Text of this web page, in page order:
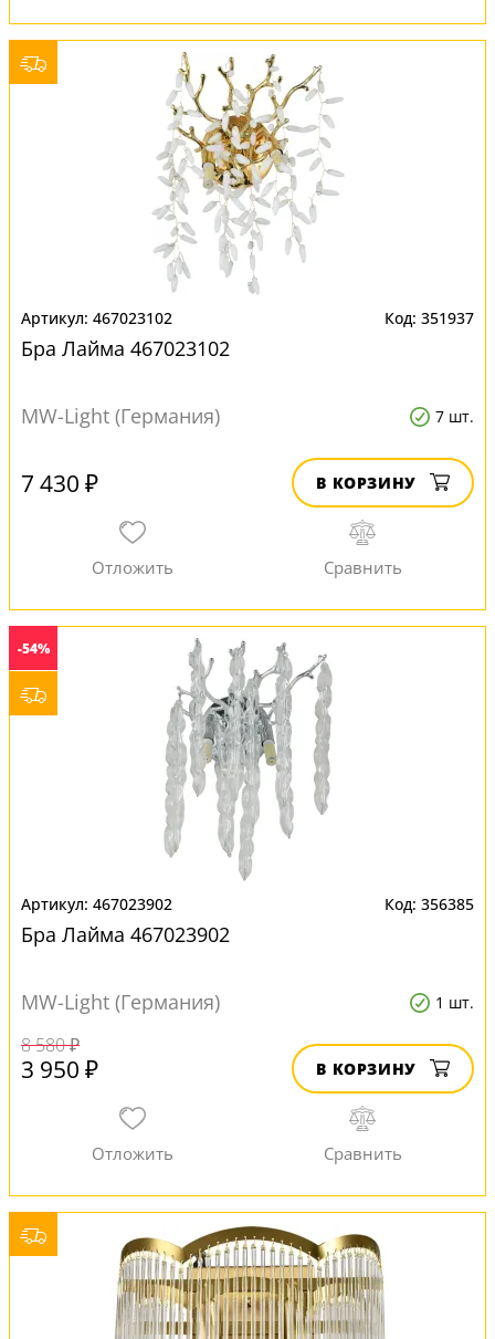
467023102 351937
Бра Лайма 467023102
MW-Light (Германия) 7 шт.
7 430 ₽ В КОРЗИНУ
-54%
467023902 356385
Бра Лайма 467023902
MW-Light (Германия) 1 шт.
8 580 ₽
3 950 ₽ В КОРЗИНУ